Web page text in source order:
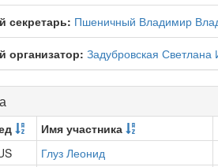
секретарь: Пшеничный Владимир
организатор: Задубровская Светлана
Имя участника
Глуз Леонид